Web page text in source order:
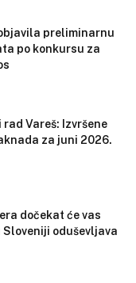
preliminarnu
po konkursu za
Vareš: Izvršene
za juni 2026.
dočekat će vas
Sloveniji oduševljava